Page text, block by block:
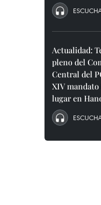
Actualidad:
pleno del
Central del
XIV
lugar en